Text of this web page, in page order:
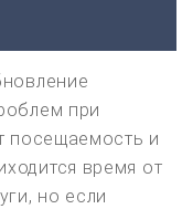
при
посещаемость и
время от
но если